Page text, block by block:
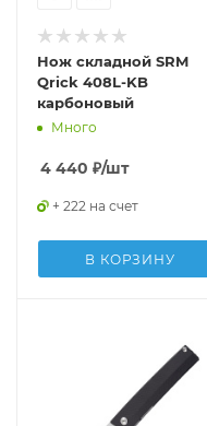
Нож складной SRM
Qrick 408L-KB
карбоновый
Много
4 440 ₽/шт
+ 222 на счет
В КОРЗИНУ